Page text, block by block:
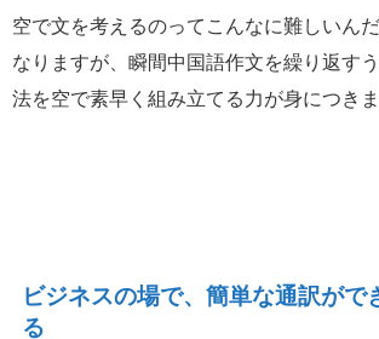
空で文を考えるのってこんなに難しいん
なりますが、瞬間中国語作文を繰り返す
法を空で素早く組み立てる力が身につきま
ビジネスの場で、簡単な通訳がで
る